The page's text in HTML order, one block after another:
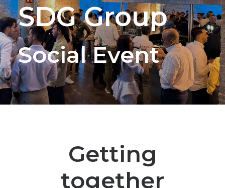
SDG Group
Social Event
Getting
together